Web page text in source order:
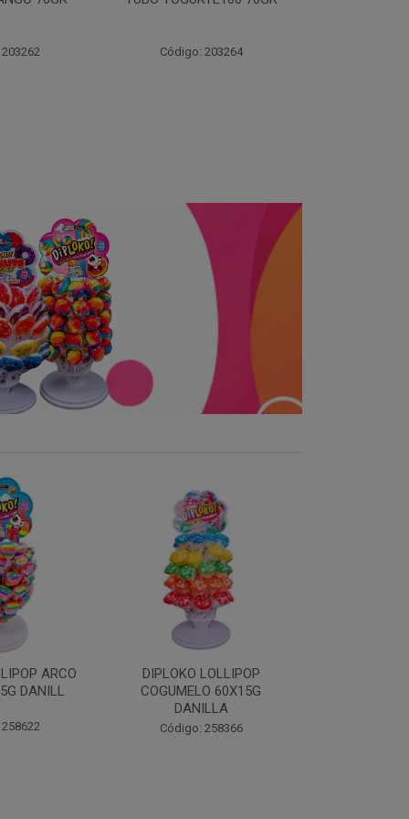
Código: 203261
60X15G
DIPLOKO LOLLIPOP MONST
60X15G DANILLA
Código: 258369